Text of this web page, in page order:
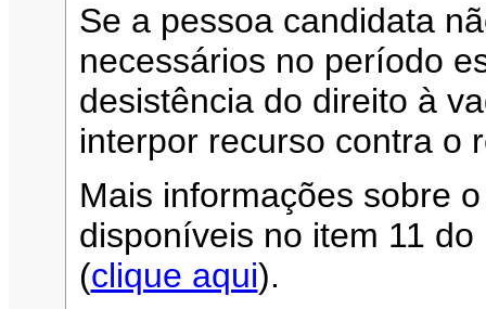
Se a pessoa candidata
necessários no período
desistência do direito à
interpor recurso contra o
Mais informações sobre
disponíveis no item 11
(clique aqui).